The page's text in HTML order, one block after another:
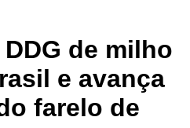
de milho
e avança
farelo de